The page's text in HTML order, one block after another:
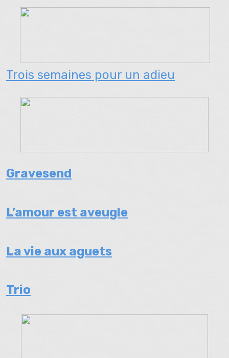
Trois semaines pour un adieu
Gravesend
L’amour est aveugle
La vie aux aguets
Trio